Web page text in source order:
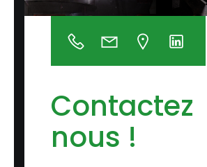
Contactez
nous !